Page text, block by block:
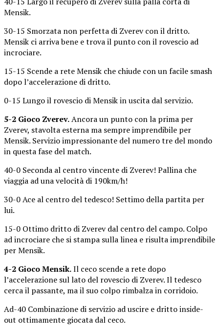
Mensik.
30-15 Smorzata non perfetta di Zverev con il dritto.
Mensik ci arriva bene e trova il punto con il rovescio ad
incrociare.
15-15 Scende a rete Mensik che chiude con un facile smash
dopo l’accelerazione di dritto.
0-15 Lungo il rovescio di Mensik in uscita dal servizio.
5-2 Gioco Zverev.Ancora un punto con la prima per
Zverev, stavolta esterna ma sempre imprendibile per
Mensik. Servizio impressionante del numero tre del mondo
in questa fase del match.
40-0 Seconda al centro vincente di Zverev! Pallina che
viaggia ad una velocità di 190km/h!
30-0 Ace al centro del tedesco! Settimo della partita per
lui.
15-0 Ottimo dritto di Zverev dal centro del campo. Colpo
ad incrociare che si stampa sulla linea e risulta imprendibile
per Mensik.
4-2 Gioco Mensik.Il ceco scende a rete dopo
l’accelerazione sul lato del rovescio di Zverev. Il tedesco
cerca il passante, ma il suo colpo rimbalza in corridoio.
Ad-40 Combinazione di servizio ad uscire e dritto inside-
out ottimamente giocata dal ceco.